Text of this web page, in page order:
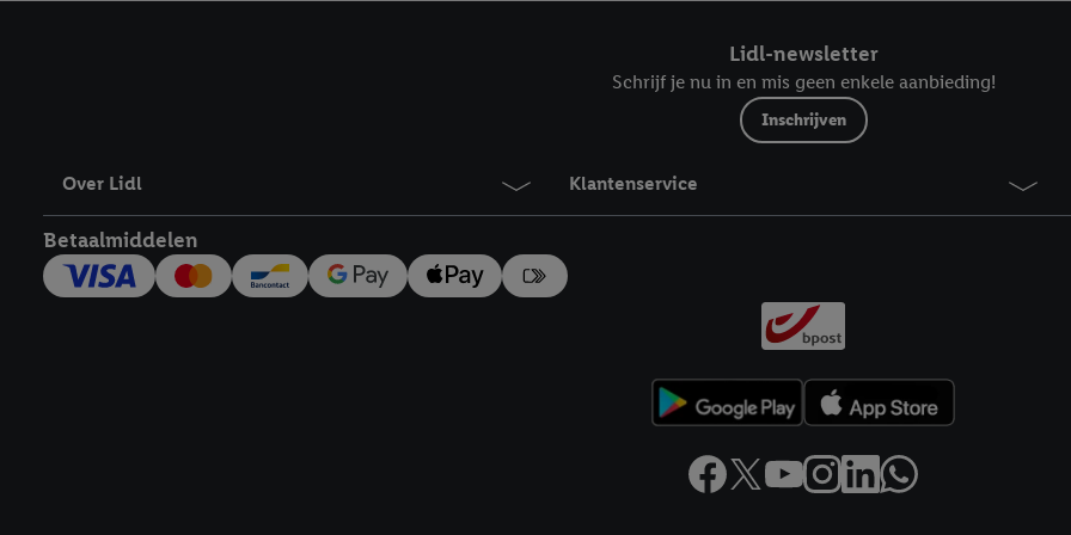
Lidl-newsletter
Schrijf je nu in en mis geen enkele aanbieding!
Inschrijven
Over Lidl Klantenservice
Betaalmiddelen